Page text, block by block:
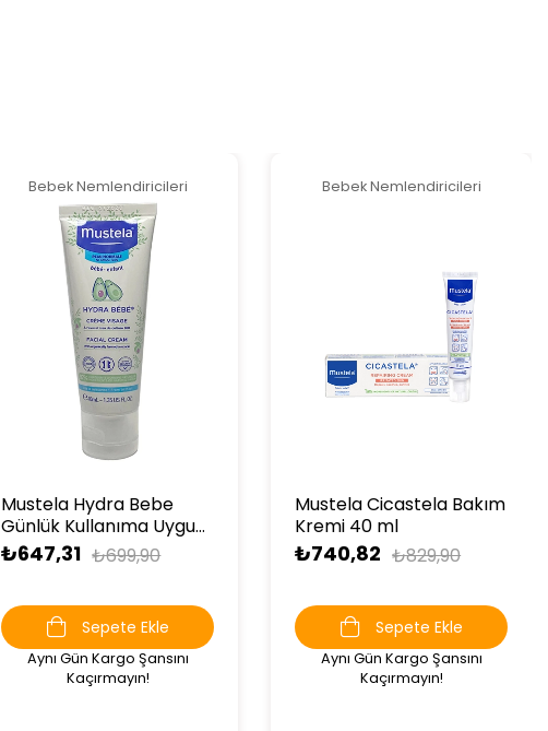
Bebek Nemlendiricileri
Mustela Hydra Bebe
Günlük Kullanıma Uygun
Yüz Kremi 40 ml
₺647,31 ₺699,90
Sepete Ekle
Aynı Gün Kargo Şansını
Kaçırmayın!
Bebek Nemlendiricileri
Mustela Cicastela Bakım
Kremi 40 ml
₺740,82 ₺829,90
Sepete Ekle
Aynı Gün Kargo Şansını
Kaçırmayın!